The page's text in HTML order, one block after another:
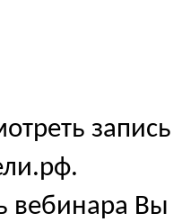
вебинара